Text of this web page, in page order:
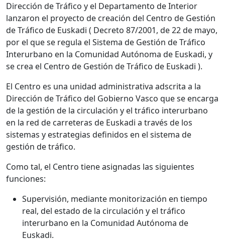
Dirección de Tráfico y el Departamento de Interior
lanzaron el proyecto de creación del Centro de Gestión
de Tráfico de Euskadi ( Decreto 87/2001, de 22 de mayo,
por el que se regula el Sistema de Gestión de Tráfico
Interurbano en la Comunidad Autónoma de Euskadi, y
se crea el Centro de Gestión de Tráfico de Euskadi ).
El Centro es una unidad administrativa adscrita a la
Dirección de Tráfico del Gobierno Vasco que se encarga
de la gestión de la circulación y el tráfico interurbano
en la red de carreteras de Euskadi a través de los
sistemas y estrategias definidos en el sistema de
gestión de tráfico.
Como tal, el Centro tiene asignadas las siguientes
funciones:
Supervisión, mediante monitorización en tiempo
real, del estado de la circulación y el tráfico
interurbano en la Comunidad Autónoma de
Euskadi.